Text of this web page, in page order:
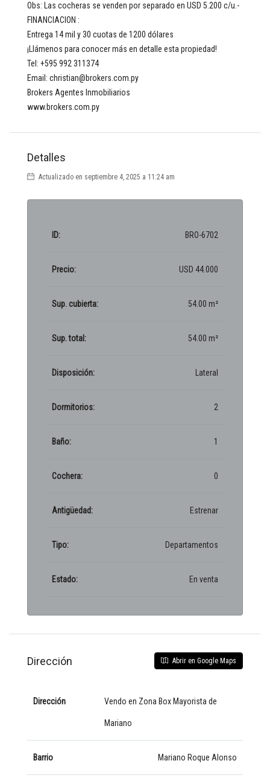
Obs: Las cocheras se venden por separado en USD 5.200 c/u.-
FINANCIACION :
Entrega 14 mil y 30 cuotas de 1200 dólares
¡Llámenos para conocer más en detalle esta propiedad!
Tel: +595 992 311374
Email: christian@brokers.com.py
Brokers Agentes Inmobiliarios
www.brokers.com.py
Detalles
Actualizado en septiembre 4, 2025 a 11:24 am
ID: BRO-6702
Precio: USD 44.000
Sup. cubierta: 54.00 m²
Sup. total: 54.00 m²
Disposición: Lateral
Dormitorios: 2
Baño: 1
Cochera: 0
Antigüedad: Estrenar
Tipo: Departamentos
Estado: En venta
Dirección Abrir en Google Maps
Dirección Vendo en Zona Box Mayorista de
Mariano
Barrio Mariano Roque Alonso